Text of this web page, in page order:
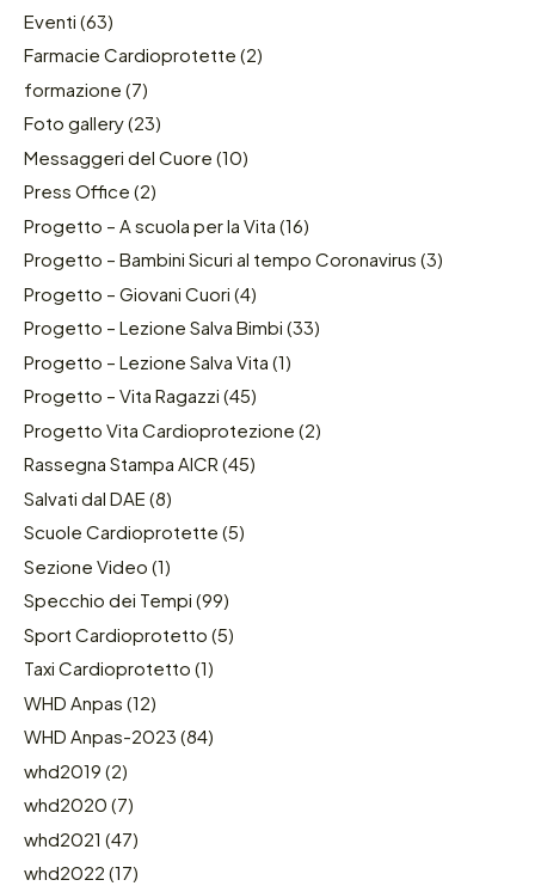
Eventi (63)
Farmacie Cardioprotette (2)
formazione (7)
Foto gallery(23)
Messaggeri del Cuore (10)
Press Office (2)
Progetto – A scuola per la Vita (16)
Progetto – Bambini Sicuri al tempo Coronavirus (3)
Progetto – Giovani Cuori (4)
Progetto – Lezione Salva Bimbi (33)
Progetto – Lezione Salva Vita (1)
Progetto – Vita Ragazzi (45)
Progetto Vita Cardioprotezione (2)
Rassegna Stampa AICR (45)
Salvati dal DAE (8)
Scuole Cardioprotette (5)
Sezione Video (1)
Specchio dei Tempi (99)
Sport Cardioprotetto (5)
Taxi Cardioprotetto (1)
WHD Anpas (12)
WHD Anpas-2023 (84)
whd2019 (2)
whd2020 (7)
whd2021 (47)
whd2022 (17)